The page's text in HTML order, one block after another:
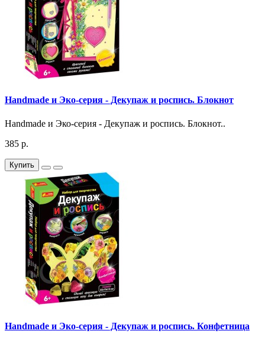
Handmade и Эко-серия - Декупаж и роспись. Блокнот
Handmade и Эко-серия - Декупаж и роспись. Блокнот..
385 р.
Купить
Handmade и Эко-серия - Декупаж и роспись. Конфетница